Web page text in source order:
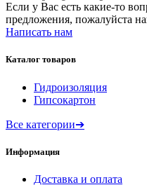
Если у Вас есть какие-то
предложения, пожалуйста
Написать нам
Каталог товаров
Гидроизоляция
Гипсокартон
Все категории➔
Информация
Доставка и оплата